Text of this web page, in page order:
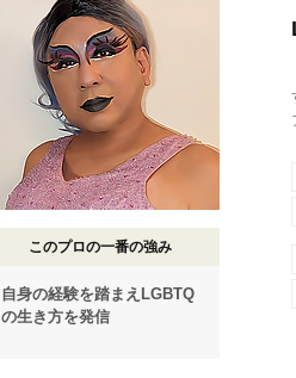
このプロの一番の強み
自身の経験を踏まえLGBTQ
の生き方を発信